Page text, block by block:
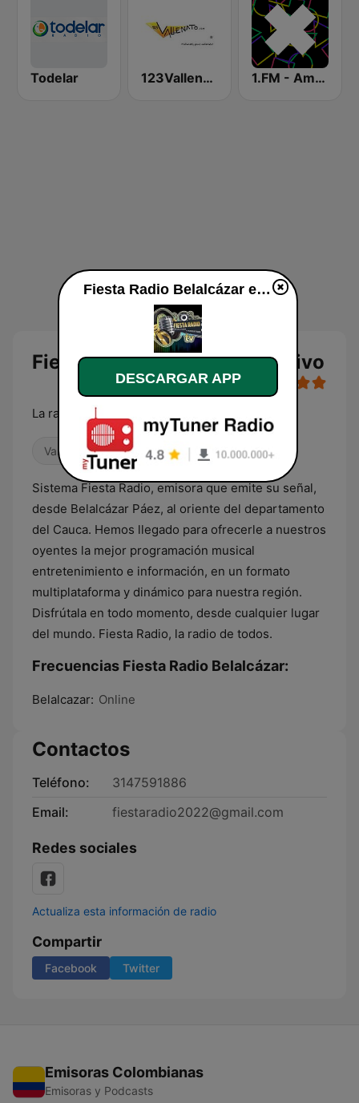
Todelar 123Vallenato 1.FM - Amsterdam Trance
Fiesta Radio Belalcázar en vivo
La radio de todos
Variado
Sistema Fiesta Radio, emisora que emite su señal,
desde Belalcázar Páez, al oriente del departamento
del Cauca. Hemos llegado para ofrecerle a nuestros
oyentes la mejor programación musical
entretenimiento e información, en un formato
multiplataforma y dinámico para nuestra región.
Disfrútala en todo momento, desde cualquier lugar
del mundo. Fiesta Radio, la radio de todos.
Frecuencias Fiesta Radio Belalcázar:
Belalcazar: Online
Contactos
Teléfono:
3147591886
Email:
fiestaradio2022@gmail.com
Redes sociales
Actualiza esta información de radio
Compartir
Facebook Twitter
Emisoras Colombianas
Emisoras y Podcasts
Fiesta Radio Belalcázar en vivo
DESCARGAR APP